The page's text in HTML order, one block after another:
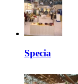
Specia